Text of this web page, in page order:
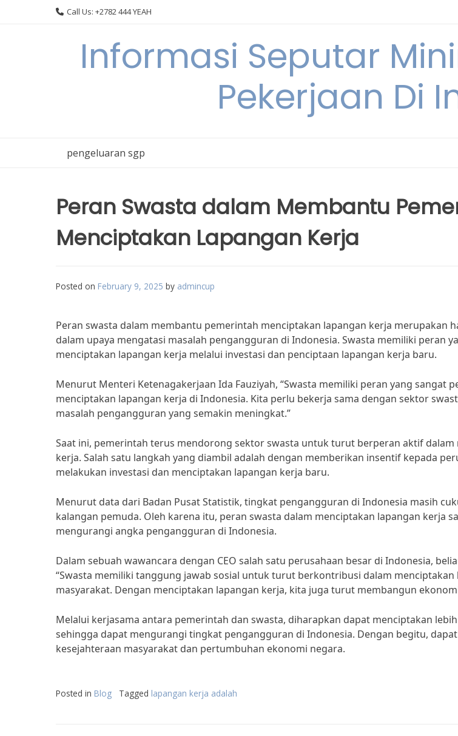
Call Us: +2782 444 YEAH
Informasi Seputar
Pekerjaan Di
pengeluaran sgp
Peran Swasta dalam Membantu
Menciptakan Lapangan Kerja
Posted on February 9, 2025 by admincup
Peran swasta dalam membantu pemerintah menciptakan lapangan kerja merupakan
dalam upaya mengatasi masalah pengangguran di Indonesia. Swasta memiliki peran
menciptakan lapangan kerja melalui investasi dan penciptaan lapangan kerja baru.
Menurut Menteri Ketenagakerjaan Ida Fauziyah, “Swasta memiliki peran yang sangat
menciptakan lapangan kerja di Indonesia. Kita perlu bekerja sama dengan sektor
masalah pengangguran yang semakin meningkat.”
Saat ini, pemerintah terus mendorong sektor swasta untuk turut berperan aktif dalam
kerja. Salah satu langkah yang diambil adalah dengan memberikan insentif kepada
melakukan investasi dan menciptakan lapangan kerja baru.
Menurut data dari Badan Pusat Statistik, tingkat pengangguran di Indonesia masih
kalangan pemuda. Oleh karena itu, peran swasta dalam menciptakan lapangan kerja
mengurangi angka pengangguran di Indonesia.
Dalam sebuah wawancara dengan CEO salah satu perusahaan besar di Indonesia,
“Swasta memiliki tanggung jawab sosial untuk turut berkontribusi dalam menciptakan
masyarakat. Dengan menciptakan lapangan kerja, kita juga turut membangun
Melalui kerjasama antara pemerintah dan swasta, diharapkan dapat menciptakan
sehingga dapat mengurangi tingkat pengangguran di Indonesia. Dengan begitu,
kesejahteraan masyarakat dan pertumbuhan ekonomi negara.
Posted in Blog Tagged lapangan kerja adalah